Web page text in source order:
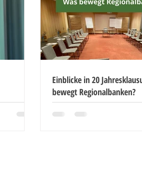
Einblicke in 20
bewegt Regionalbanken?